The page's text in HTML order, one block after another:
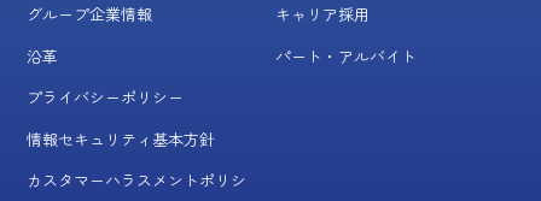
グループ企業情報
沿革
プライバシーポリシー
情報セキュリティ基本方針
カスタマーハラスメントポリシ
キャリア採用
パート・アルバイト